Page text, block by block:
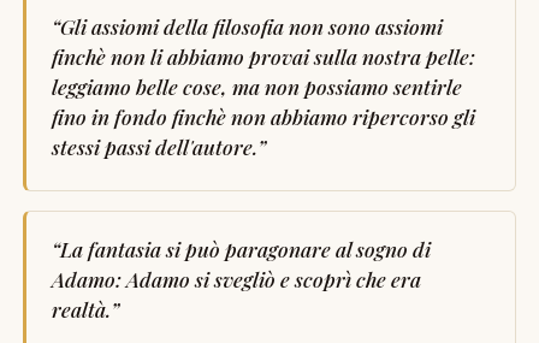
“Gli assiomi della filosofia non sono assiomi
finchè non li abbiamo provai sulla nostra pelle:
leggiamo belle cose, ma non possiamo sentirle
fino in fondo finchè non abbiamo ripercorso gli
stessi passi dell'autore.”
“La fantasia si può paragonare al sogno di
Adamo: Adamo si svegliò e scoprì che era
realtà.”